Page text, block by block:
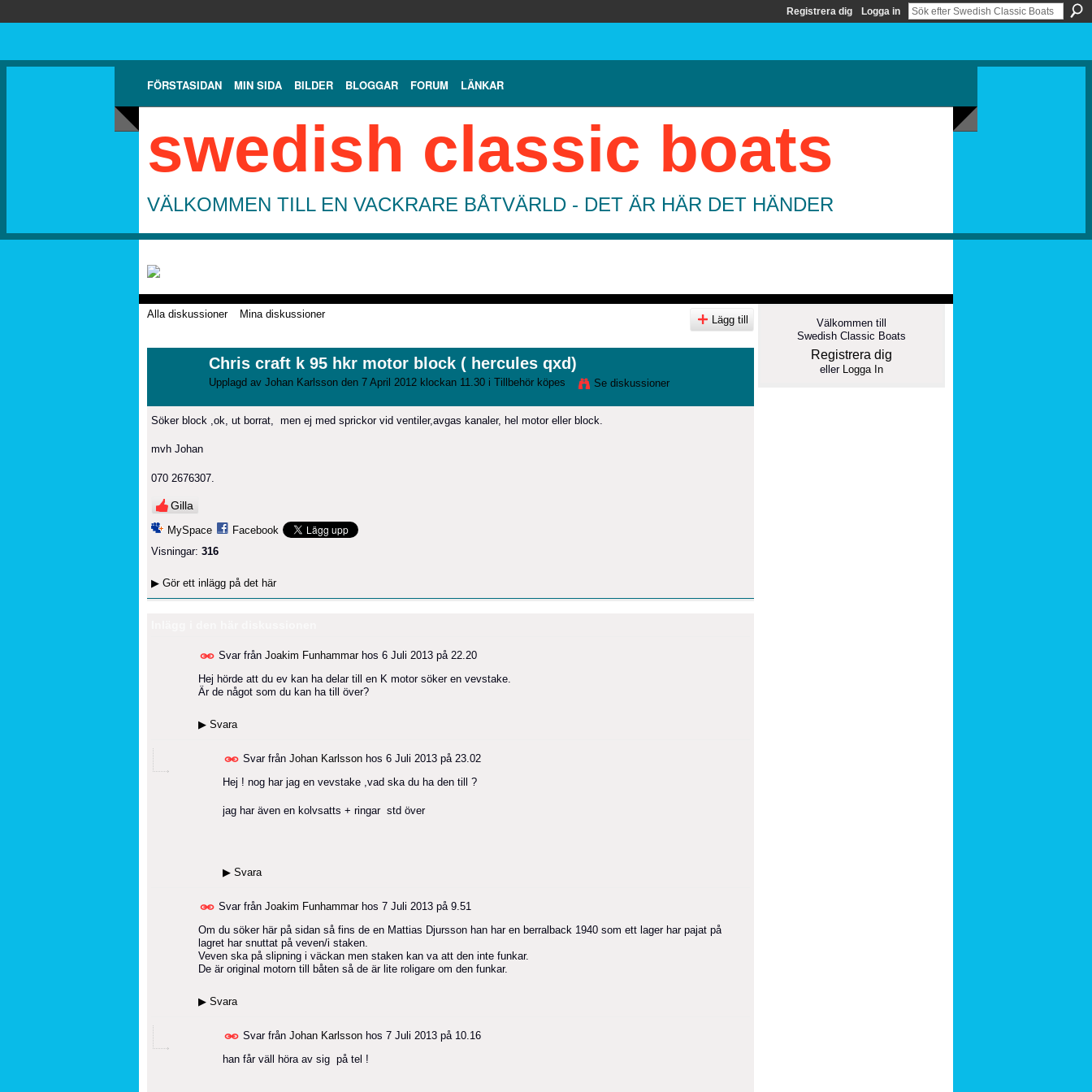
Registrera dig Logga in
FÖRSTASIDAN MIN SIDA BILDER BLOGGAR FORUM LÄNKAR
swedish classic boats
VÄLKOMMEN TILL EN VACKRARE BÅTVÄRLD - DET ÄR HÄR DET HÄNDER
Alla diskussioner Mina diskussioner Lägg till
Chris craft k 95 hkr motor block ( hercules qxd)
Upplagd av Johan Karlsson den 7 April 2012 klockan 11.30 i Tillbehör köpes Se diskussioner
Söker block ,ok, ut borrat, men ej med sprickor vid ventiler,avgas kanaler, hel motor eller block.
mvh Johan
070 2676307.
Gilla
MySpace
Facebook
Visningar: 316
▶ Gör ett inlägg på det här
Svar från Joakim Funhammarhos 6 Juli 2013 på 22.20
Hej hörde att du ev kan ha delar till en K motor söker en vevstake.
Är de något som du kan ha till över?
▶ Svara
Svar från Johan Karlsson hos 6 Juli 2013 på 23.02
Hej ! nog har jag en vevstake ,vad ska du ha den till ?
jag har även en kolvsatts + ringar std över
▶ Svara
Svar från Joakim Funhammarhos 7 Juli 2013 på 9.51
Om du söker här på sidan så fins de en Mattias Djursson han har en berralback 1940 som ett lager har pajat på
lagret har snuttat på veven/i staken.
Veven ska på slipning i väckan men staken kan va att den inte funkar.
De är original motorn till båten så de är lite roligare om den funkar.
▶ Svara
Svar från Johan Karlsson hos 7 Juli 2013 på 10.16
han får väll höra av sig på tel !
Välkommen till
Swedish Classic Boats
Registrera dig
eller Logga In